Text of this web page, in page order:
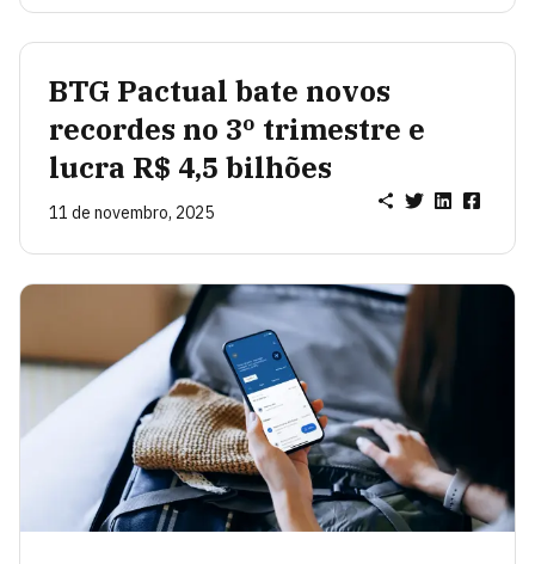
BTG Pactual bate novos
recordes no 3º trimestre e
lucra R$ 4,5 bilhões
11 de novembro, 2025